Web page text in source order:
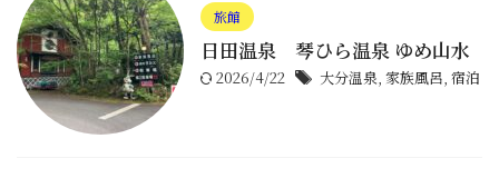
旅館
日田温泉 琴ひら温泉 ゆめ山水
2026/4/22 大分温泉, 家族風呂, 宿泊